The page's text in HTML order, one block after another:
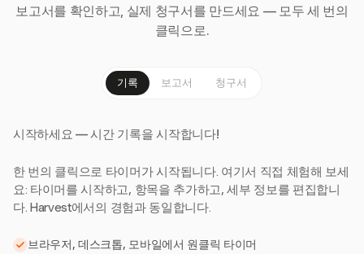
보고서를 확인하고, 실제 청구서를 만드세요 — 모두 세 번의
클릭으로.
기록 보고서 청구서
시작하세요 — 시간 기록을 시작합니다!
한 번의 클릭으로 타이머가 시작됩니다. 여기서 직접 체험해 보세
요: 타이머를 시작하고, 항목을 추가하고, 세부 정보를 편집합니
다. Harvest에서의 경험과 동일합니다.
브라우저, 데스크톱, 모바일에서 원클릭 타이머